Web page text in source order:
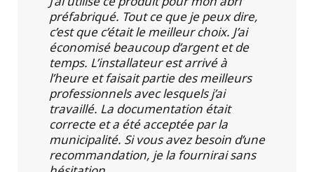
préfabriqué. Tout ce que je peux dire,
c’est que c’était le meilleur choix. J’ai
économisé beaucoup d’argent et de
temps. L’installateur est arrivé à
l’heure et faisait partie des meilleurs
professionnels avec lesquels j’ai
travaillé. La documentation était
correcte et a été acceptée par la
municipalité. Si vous avez besoin d’une
recommandation, je la fournirai sans